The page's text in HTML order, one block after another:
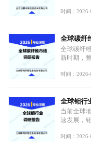
用价值难
型为新能
资源与产
迭代、再
时间：2026-
全球碳纤
全球碳纤
新时期，
持续扩张
体规模扩
大独立增
时间：2026-
全球钼行
当前全球
速发展，
需格局重
时间：2026-